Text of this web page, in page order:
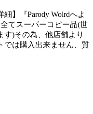
】『Parody Wolrdへよ
てスーパーコピー品(世
)その為、他店舗より
では購入出来ません、質